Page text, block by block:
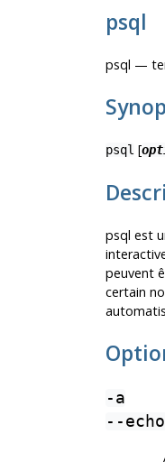
psql
psql —
psql [
psql est
peuvent
certain
-a
--